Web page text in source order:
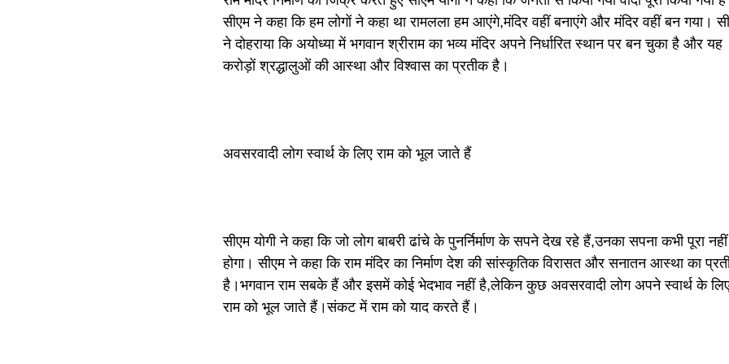
सीएम ने कहा कि हम लोगों ने कहा था रामलला हम आएंगे,मंदिर वहीं बनाएंगे और मंदिर वहीं बन गया।
ने दोहराया कि अयोध्या में भगवान श्रीराम का भव्य मंदिर अपने निर्धारित स्थान पर बन चुका है और यह
करोड़ों श्रद्धालुओं की आस्था और विश्वास का प्रतीक है।
अवसरवादी लोग स्वार्थ के लिए राम को भूल जाते हैं
सीएम योगी ने कहा कि जो लोग बाबरी ढांचे के पुनर्निर्माण के सपने देख रहे हैं,उनका सपना कभी पूरा नहीं
होगा। सीएम ने कहा कि राम मंदिर का निर्माण देश की सांस्कृतिक विरासत और सनातन आस्था का
है।भगवान राम सबके हैं और इसमें कोई भेदभाव नहीं है,लेकिन कुछ अवसरवादी लोग अपने स्वार्थ के
राम को भूल जाते हैं।संकट में राम को याद करते हैं।